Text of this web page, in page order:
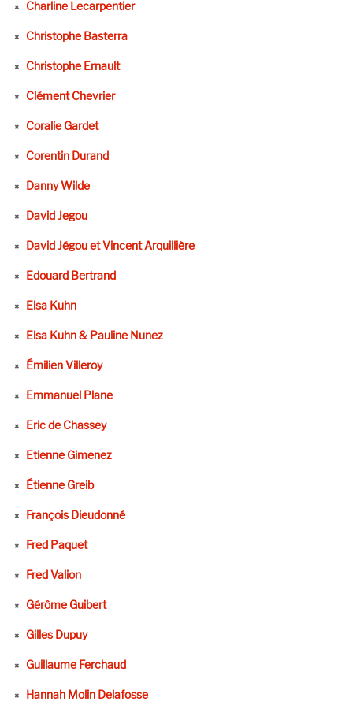
Charline Lecarpentier
Christophe Basterra
Christophe Ernault
Clément Chevrier
Coralie Gardet
Corentin Durand
Danny Wilde
David Jegou
David Jégou et Vincent Arquillière
Edouard Bertrand
Elsa Kuhn
Elsa Kuhn & Pauline Nunez
Émilien Villeroy
Emmanuel Plane
Eric de Chassey
Etienne Gimenez
Étienne Greib
François Dieudonné
Fred Paquet
Fred Valion
Gérôme Guibert
Gilles Dupuy
Guillaume Ferchaud
Hannah Molin Delafosse